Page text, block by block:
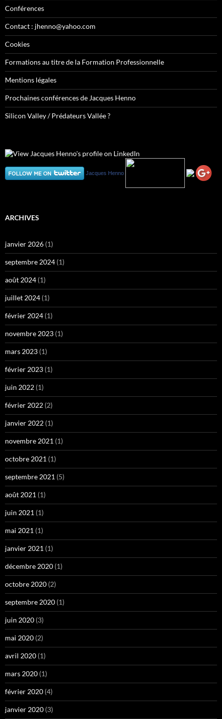
Conférences
Contact : jhenno@yahoo.com
Cookies
Formations au titre de la Formation Professionnelle
Mentions légales
Prochaines conférences de Jacques Henno
Silicon Valley / Prédateurs Vallée ?
Jacques Henno
ARCHIVES
janvier 2026 (1)
septembre 2024 (1)
août 2024 (1)
juillet 2024 (1)
février 2024 (1)
novembre 2023 (1)
mars 2023 (1)
février 2023 (1)
juin 2022 (1)
février 2022 (2)
janvier 2022 (1)
novembre 2021 (1)
octobre 2021 (1)
septembre 2021 (5)
août 2021 (1)
juin 2021 (1)
mai 2021 (1)
janvier 2021 (1)
décembre 2020 (1)
octobre 2020 (2)
septembre 2020 (1)
juin 2020 (3)
mai 2020 (2)
avril 2020 (1)
mars 2020 (1)
février 2020 (4)
janvier 2020 (3)